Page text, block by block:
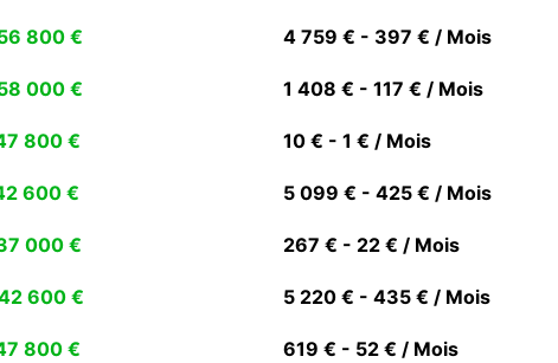
800 € 4 759 € - 397 € / Mois
000 € 1 408 € - 117 € / Mois
800 € 10 € - 1 € / Mois
600 € 5 099 € - 425 € / Mois
000 € 267 € - 22 € / Mois
600 € 5 220 € - 435 € / Mois
800 € 619 € - 52 € / Mois